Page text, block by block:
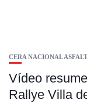
CERA NACIONAL
Vídeo
Rallye Villa